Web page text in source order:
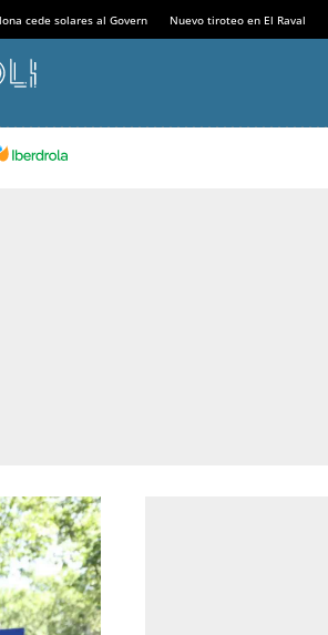
cede solares al Govern Nuevo tiroteo en El Raval